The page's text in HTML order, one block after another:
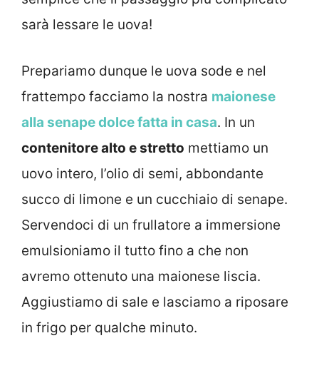
sarà lessare le uova!
Prepariamo dunque le uova sode e nel
frattempo facciamo la nostra maionese
alla senape dolce fatta in casa. In un
contenitore alto e stretto mettiamo un
uovo intero, l’olio di semi, abbondante
succo di limone e un cucchiaio di senape.
Servendoci di un frullatore a immersione
emulsioniamo il tutto fino a che non
avremo ottenuto una maionese liscia.
Aggiustiamo di sale e lasciamo a riposare
in frigo per qualche minuto.